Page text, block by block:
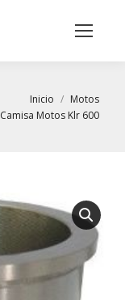
Buscar:
Inicio
Motos
Camisa Motos Klr 600